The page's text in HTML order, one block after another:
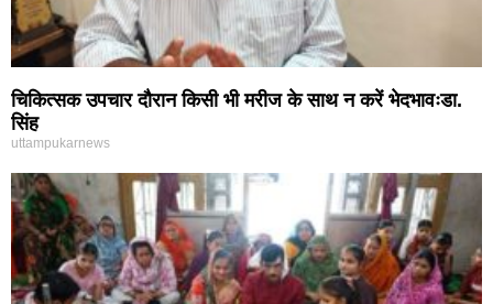
चिकित्सक उपचार दौरान किसी भी मरीज के साथ न करें भेदभावःडा.
सिंह
uttampukarnews